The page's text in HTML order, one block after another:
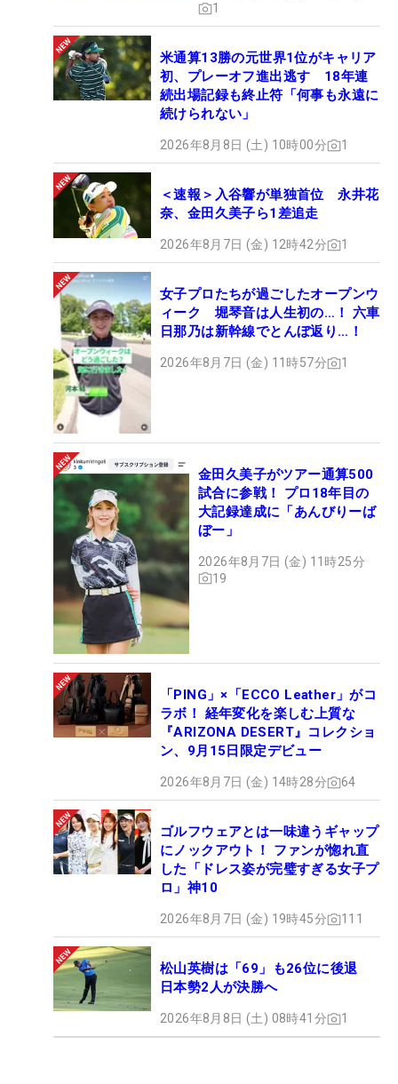
1
米通算13勝の元世界1位がキャリア
初、プレーオフ進出逃す 18年連
続出場記録も終止符「何事も永遠に
続けられない」
2026年8月8日 (土) 10時00分 1
＜速報＞入谷響が単独首位 永井花
奈、金田久美子ら1差追走
2026年8月7日 (金) 12時42分 1
女子プロたちが過ごしたオープンウ
ィーク 堀琴音は人生初の…！ 六車
日那乃は新幹線でとんぼ返り…！
2026年8月7日 (金) 11時57分 1
金田久美子がツアー通算500
試合に参戦！ プロ18年目の
大記録達成に「あんびりーば
ぼー」
2026年8月7日 (金) 11時25分
19
「PING」×「ECCO Leather」がコ
ラボ！ 経年変化を楽しむ上質な
『ARIZONA DESERT』コレクショ
ン、9月15日限定デビュー
2026年8月7日 (金) 14時28分 64
ゴルフウェアとは一味違うギャップ
にノックアウト！ ファンが惚れ直
した「ドレス姿が完璧すぎる女子プ
ロ」神10
2026年8月7日 (金) 19時45分 111
松山英樹は「69」も26位に後退
日本勢2人が決勝へ
2026年8月8日 (土) 08時41分 1